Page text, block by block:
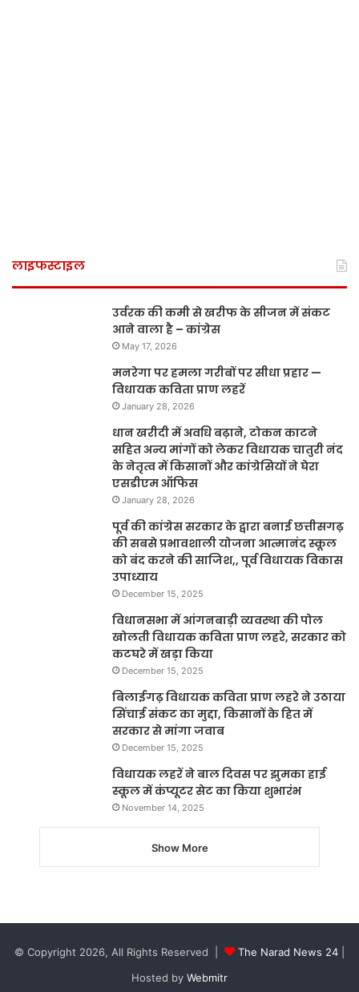
लाइफस्टाइल
उर्वरक की कमी से खरीफ के सीजन में संकट
आने वाला है – कांग्रेस
May 17, 2026
मनरेगा पर हमला गरीबों पर सीधा प्रहार —
विधायक कविता प्राण लहरें
January 28, 2026
धान खरीदी में अवधि बढ़ाने, टोकन काटने
सहित अन्य मांगों को लेकर विधायक चातुरी नंद
के नेतृत्व में किसानों और कांग्रेसियों ने घेरा
एसडीएम ऑफिस
January 28, 2026
पूर्व की कांग्रेस सरकार के द्वारा बनाई छत्तीसगढ़
की सबसे प्रभावशाली योजना आत्मानंद स्कूल
को बंद करने की साजिश,, पूर्व विधायक विकास
उपाध्याय
December 15, 2025
विधानसभा में आंगनबाड़ी व्यवस्था की पोल
खोलती विधायक कविता प्राण लहरे, सरकार को
कटघरे में खड़ा किया
December 15, 2025
बिलाईगढ़ विधायक कविता प्राण लहरे ने उठाया
सिंचाई संकट का मुद्दा, किसानों के हित में
सरकार से मांगा जवाब
December 15, 2025
विधायक लहरें ने बाल दिवस पर झुमका हाई
स्कूल में कंप्यूटर सेट का किया शुभारंभ
November 14, 2025
Show More
© Copyright 2026, All Rights Reserved | The Narad News 24
Hosted by Webmitr